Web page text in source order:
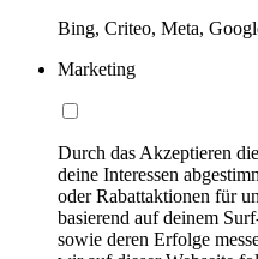
Bing, Criteo, Meta,
Marketing
Durch das Akzeptieren
deine Interessen
oder Rabattaktionen für
basierend auf deinem
sowie deren Erfolge